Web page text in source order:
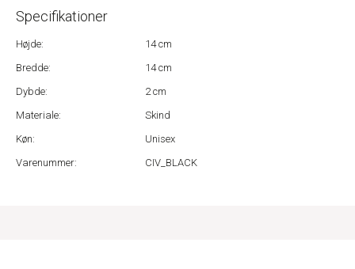
Specifikationer
Højde:
14 cm
Bredde:
14 cm
Dybde:
2 cm
Materiale:
Skind
Køn:
Unisex
Varenummer:
CIV_BLACK